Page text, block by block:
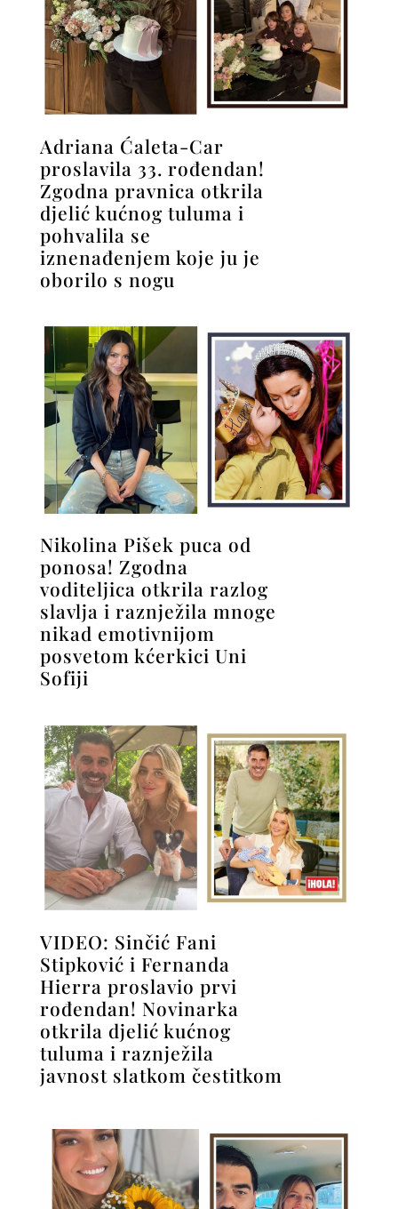
Adriana Ćaleta-Car
proslavila 33. rođendan!
Zgodna pravnica otkrila
djelić kućnog tuluma i
pohvalila se
iznenađenjem koje ju je
oborilo s nogu
Nikolina Pišek puca od
ponosa! Zgodna
voditeljica otkrila razlog
slavlja i raznježila mnoge
nikad emotivnijom
posvetom kćerkici Uni
Sofiji
VIDEO: Sinčić Fani
Stipković i Fernanda
Hierra proslavio prvi
rođendan! Novinarka
otkrila djelić kućnog
tuluma i raznježila
javnost slatkom čestitkom